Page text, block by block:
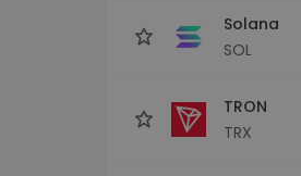
Solana
SOL
TRON
TRX